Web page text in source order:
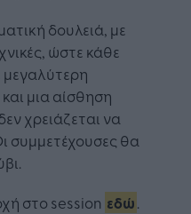
δουλειά, με
ώστε κάθε
μεγαλύτερη
μια αίσθηση
χρειάζεται να
συμμετέχουσες θα
στο session εδώ.